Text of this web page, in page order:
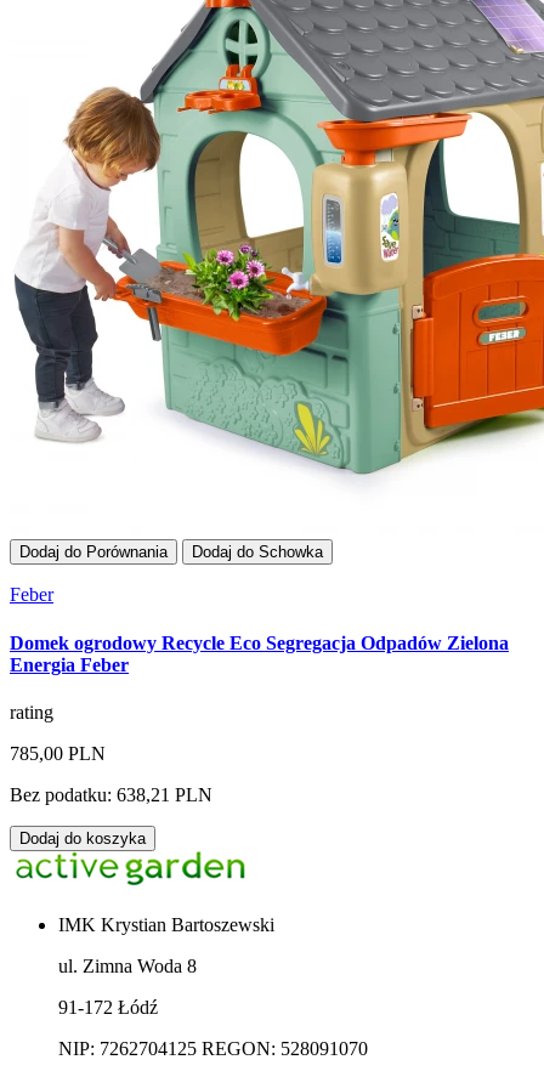
Dodaj do Porównania Dodaj do Schowka
Feber
Domek ogrodowy Recycle Eco Segregacja Odpadów Zielona
Energia Feber
rating
785,00 PLN
Bez podatku: 638,21 PLN
Dodaj do koszyka
IMK Krystian Bartoszewski
ul. Zimna Woda 8
91-172 Łódź
NIP: 7262704125 REGON: 528091070